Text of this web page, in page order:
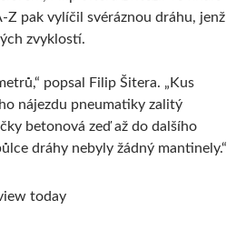
Z pak vylíčil svéráznou dráhu, jenž
zvyklostí.
popsal Filip Šitera. „Kus
nájezdu pneumatiky zalitý
betonová zeď až do dalšího
dráhy nebyly žádný mantinely.“
today